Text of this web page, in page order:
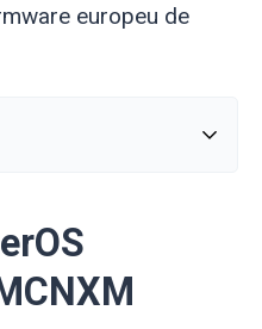
europeu de